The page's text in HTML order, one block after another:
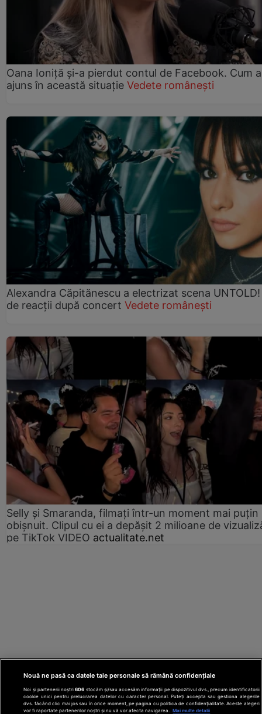
Oana Ioniță și-a pierdut contul de Facebook. Cum a
ajuns în această situație Vedete românești
Alexandra Căpitănescu a electrizat scena UNTOLD!
de reacții după concert Vedete românești
Selly și Smaranda, filmați într-un moment mai puțin
obișnuit. Clipul cu ei a depășit 2 milioane de
pe TikTok VIDEO actualitate.net
Nouă ne pasă ca datele tale personale să rămână confidențiale
Noi și partenerii noștri606 stocăm și/sau accesăm informații pe dispozitivul dvs., precum identificatorii
cookie unici pentru prelucrarea datelor cu caracter personal. Puteți accepta sau gestiona alegerile
dvs. făcând clic mai jos sau în orice moment, pe pagina cu politica de confidențialitate. Aceste alegeri
vor fi raportate partenerilor noștri și nu vă vor afecta navigarea.
Mai multe detalii